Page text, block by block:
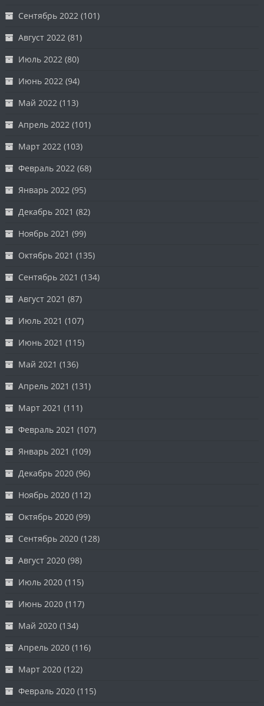
Сентябрь 2022 (101)
Август 2022 (81)
Июль 2022 (80)
Июнь 2022 (94)
Май 2022 (113)
Апрель 2022 (101)
Март 2022 (103)
Февраль 2022 (68)
Январь 2022 (95)
Декабрь 2021 (82)
Ноябрь 2021 (99)
Октябрь 2021 (135)
Сентябрь 2021 (134)
Август 2021 (87)
Июль 2021 (107)
Июнь 2021 (115)
Май 2021 (136)
Апрель 2021 (131)
Март 2021 (111)
Февраль 2021 (107)
Январь 2021 (109)
Декабрь 2020 (96)
Ноябрь 2020 (112)
Октябрь 2020 (99)
Сентябрь 2020 (128)
Август 2020 (98)
Июль 2020 (115)
Июнь 2020 (117)
Май 2020 (134)
Апрель 2020 (116)
Март 2020 (122)
Февраль 2020 (115)